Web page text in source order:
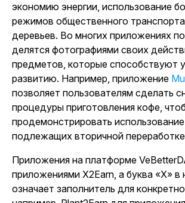
экономию энергии, использование
режимов общественного
деревьев. Во многих приложениях
делятся фотографиями своих
предметов, которые способствуют
развитию. Например, приложение
позволяет пользователям сделать
процедуры приготовления кофе,
продемонстрировать
подлежащих вторичной
Приложения на платформе
приложениями X2Earn, а буква «X» в
означает заполнитель для